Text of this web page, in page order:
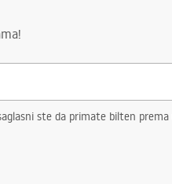
ste da primate bilten